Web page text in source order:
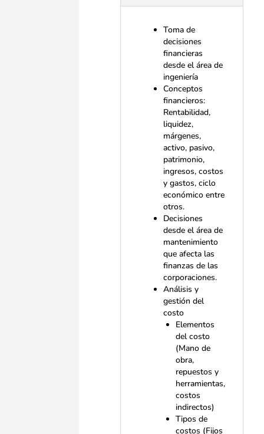
Toma de
decisiones
financieras
desde el área de
ingeniería
Conceptos
financieros:
Rentabilidad,
liquidez,
márgenes,
activo, pasivo,
patrimonio,
ingresos, costos
y gastos, ciclo
económico entre
otros.
Decisiones
desde el área de
mantenimiento
que afecta las
finanzas de las
corporaciones.
Análisis y
gestión del
costo
Elementos
del costo
(Mano de
obra,
repuestos y
herramientas,
costos
indirectos)
Tipos de
costos (Fijos